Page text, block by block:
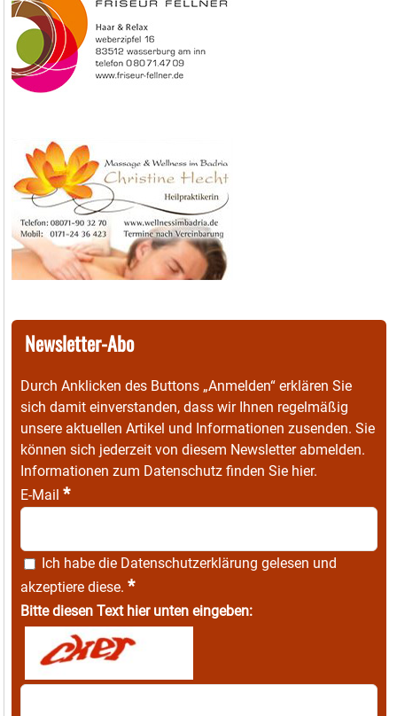
Newsletter-Abo
Durch Anklicken des Buttons „Anmelden“ erklären Sie
sich damit einverstanden, dass wir Ihnen regelmäßig
unsere aktuellen Artikel und Informationen zusenden. Sie
können sich jederzeit von diesem Newsletter abmelden.
Informationen zum Datenschutz finden Sie hier.
E-Mail *
Ich habe die Datenschutzerklärung gelesen und
akzeptiere diese. *
Bitte diesen Text hier unten eingeben: